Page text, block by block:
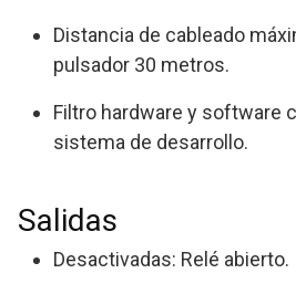
Distancia de cableado
pulsador 30 metros.
Filtro hardware y software
sistema de desarrollo.
Salidas
Desactivadas: Relé abierto.